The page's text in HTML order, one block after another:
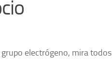
electrógeno, mira todos